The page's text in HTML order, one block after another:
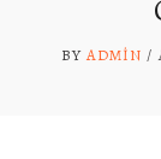
BY ADMIN /